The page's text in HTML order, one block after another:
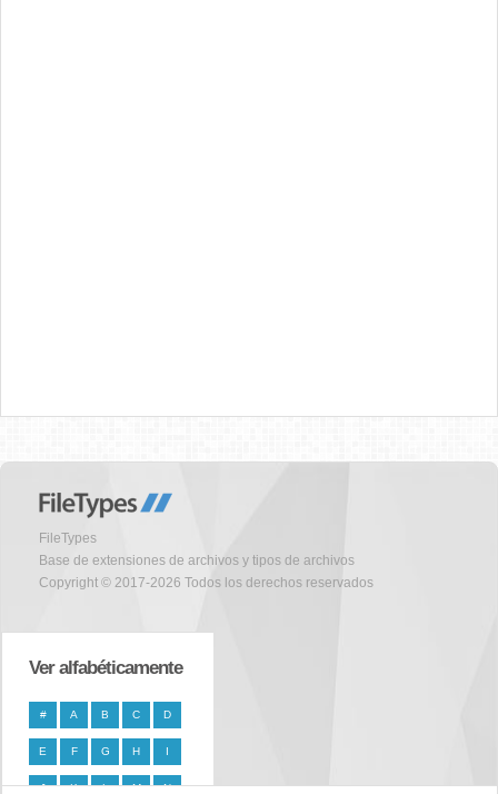
FileTypes
Base de extensiones de archivos y tipos de archivos
Copyright © 2017-2026 Todos los derechos reservados
Ver alfabéticamente
# A B C D
E F G H I
J K L M N